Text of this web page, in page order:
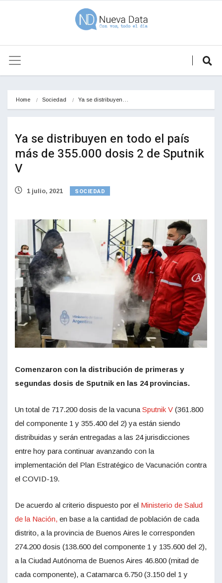
Home Sociedad Ya se distribuyen…
Ya se distribuyen en todo el país
más de 355.000 dosis 2 de Sputnik
V
1 julio, 2021 SOCIEDAD
Comenzaron con la distribución de primeras y
segundas dosis de Sputnik en las 24 provincias.
Un total de 717.200 dosis de la vacuna Sputnik V (361.800
del componente 1 y 355.400 del 2) ya están siendo
distribuidas y serán entregadas a las 24 jurisdicciones
entre hoy para continuar avanzando con la
implementación del Plan Estratégico de Vacunación contra
el COVID-19.
De acuerdo al criterio dispuesto por el Ministerio de Salud
de la Nación, en base a la cantidad de población de cada
distrito, a la provincia de Buenos Aires le corresponden
274.200 dosis (138.600 del componente 1 y 135.600 del 2),
a la Ciudad Autónoma de Buenos Aires 46.800 (mitad de
cada componente), a Catamarca 6.750 (3.150 del 1 y